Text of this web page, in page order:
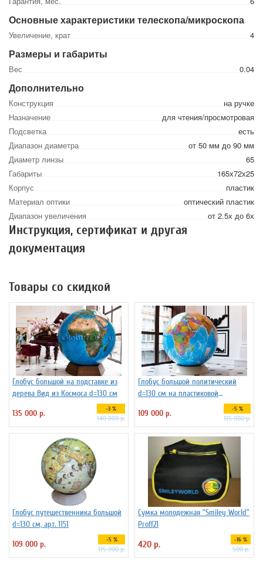
Основные характеристики телескопа/микроскопа
Увеличение, крат 4
Размеры и габариты
Вес 0.04
Дополнительно
Конструкция
на ручке
Назначение
для чтения/просмотровая
Подсветка
есть
Диапазон диаметра
от 50 мм до 90 мм
Диаметр линзы
65
Габариты
165х72х25
Корпус
пластик
Материал оптики
оптический пластик
Диапазон увеличения
от 2.5х до 6х
Инструкция, сертификат и другая
документация
Товары со скидкой
Глобус большой на подставке из
дерева Вид из Космоса d=130 см
135 000 р.
-3 %
140 000 р.
Глобус большой политический
d=130 см на пластиковой
109 000 р. -5 %
115 000 р.
Глобус путешественника большой
d=130 см, арт. 1151
109 000 р.
-5 %
115 000 р.
Сумка молодежная "Smiley World"
Proff21
420 р. -16 %
500 р.